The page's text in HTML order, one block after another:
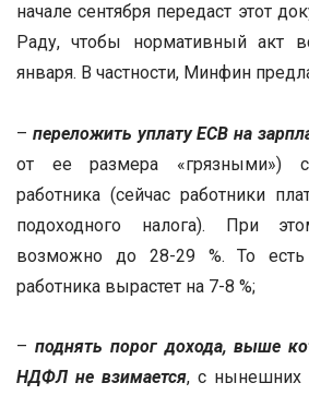
начале сентября передаст этот
Раду, чтобы нормативный акт
января. В частности, Минфин
– переложить уплату ЕСВ на
от ее размера «грязными») с
работника (сейчас работники
подоходного налога). При
возможно до 28-29 %. То есть
работника вырастет на 7-8 %;
– поднять порог дохода, выше
НДФЛ не взимается, с нынешних